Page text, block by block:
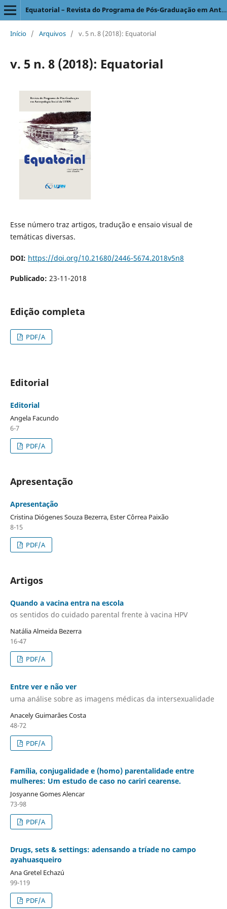
Equatorial – Revista do Programa de Pós-Graduação em Antropologia Social
Início / Arquivos / v. 5 n. 8 (2018): Equatorial
v. 5 n. 8 (2018): Equatorial
Esse número traz artigos, tradução e ensaio visual de
temáticas diversas.
DOI: https://doi.org/10.21680/2446-5674.2018v5n8
Publicado: 23-11-2018
Edição completa
PDF/A
Editorial
Editorial
Angela Facundo
6-7
PDF/A
Apresentação
Apresentação
Cristina Diógenes Souza Bezerra, Ester Côrrea Paixão
8-15
PDF/A
Artigos
Quando a vacina entra na escola
os sentidos do cuidado parental frente à vacina HPV
Natália Almeida Bezerra
16-47
PDF/A
Entre ver e não ver
uma análise sobre as imagens médicas da intersexualidade
Anacely Guimarâes Costa
48-72
PDF/A
Família, conjugalidade e (homo) parentalidade entre
mulheres: Um estudo de caso no cariri cearense.
Josyanne Gomes Alencar
73-98
PDF/A
Drugs, sets & settings: adensando a tríade no campo
ayahuasqueiro
Ana Gretel Echazú
99-119
PDF/A